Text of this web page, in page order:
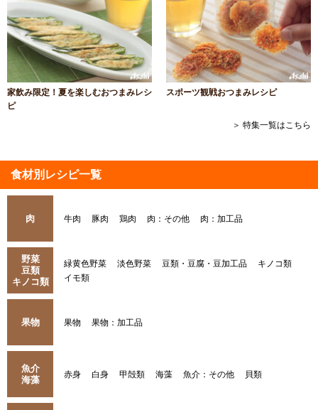
家飲み限定！夏を楽しむおつまみレシ
ピ
スポーツ観戦おつまみレシピ
＞ 特集一覧はこちら
食材別レシピ一覧
肉 牛肉 豚肉 鶏肉 肉：その他 肉：加工品
野菜
豆類
キノコ類
緑黄色野菜 淡色野菜 豆類・豆腐・豆加工品
キノコ類
イモ類
果物 果物 果物：加工品
魚介
海藻
赤身 白身 甲殻類 海藻 魚介：その他 貝類